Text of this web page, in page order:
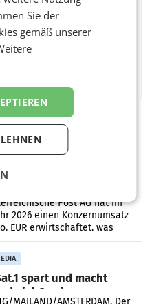
Post: Umsatzplus im
Post AG hat im
2026 einen Konzernumsatz
EUR erwirtschaftet, was
3,8 Prozent gegenüber dem
spart und macht
viel Gewinn
MAILAND/AMSTERDAM. Der
Sie der
gemäß unserer